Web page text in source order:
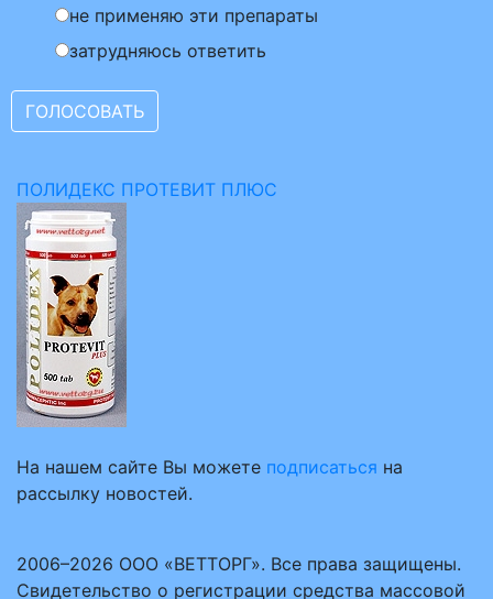
не применяю эти препараты
затрудняюсь ответить
ПОЛИДЕКС ПРОТЕВИТ ПЛЮС
На нашем сайте Вы можете подписаться на
рассылку новостей.
2006–2026 ООО «ВЕТТОРГ». Все права защищены.
Свидетельство о регистрации средства массовой